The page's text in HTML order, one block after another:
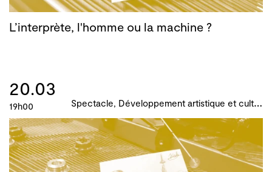
L’interprète, l'homme ou la machine ?
20.03
19h00 S
pectacle, Développement artistique et culturel des territoires, Actions culturelles, Atelier, master-class, parcours, B!ME 2024